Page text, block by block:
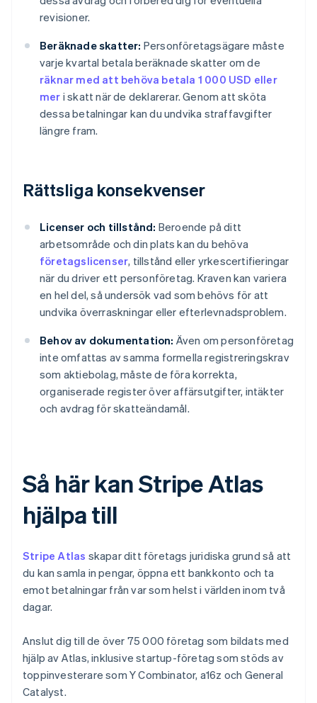
revisioner.
Beräknade skatter: Personföretagsägare måste
varje kvartal betala beräknade skatter om de
räknar med att behöva betala 1 000 USD eller
mer i skatt när de deklarerar. Genom att sköta
dessa betalningar kan du undvika straffavgifter
längre fram.
Rättsliga konsekvenser
Licenser och tillstånd: Beroende på ditt
arbetsområde och din plats kan du behöva
företagslicenser, tillstånd eller yrkescertifieringar
när du driver ett personföretag. Kraven kan variera
en hel del, så undersök vad som behövs för att
undvika överraskningar eller efterlevnadsproblem.
Behov av dokumentation: Även om personföretag
inte omfattas av samma formella registreringskrav
som aktiebolag, måste de föra korrekta,
organiserade register över affärsutgifter, intäkter
och avdrag för skatteändamål.
Så här kan Stripe Atlas
hjälpa till
Stripe Atlas skapar ditt företags juridiska grund så att
du kan samla in pengar, öppna ett bankkonto och ta
emot betalningar från var som helst i världen inom två
dagar.
Anslut dig till de över 75 000 företag som bildats med
hjälp av Atlas, inklusive startup-företag som stöds av
toppinvesterare som Y Combinator, a16z och General
Catalyst.